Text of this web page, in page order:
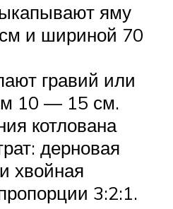
яму
и шириной 70
гравий или
10 — 15 см.
котлована
дерновая
хвойная
3:2:1.